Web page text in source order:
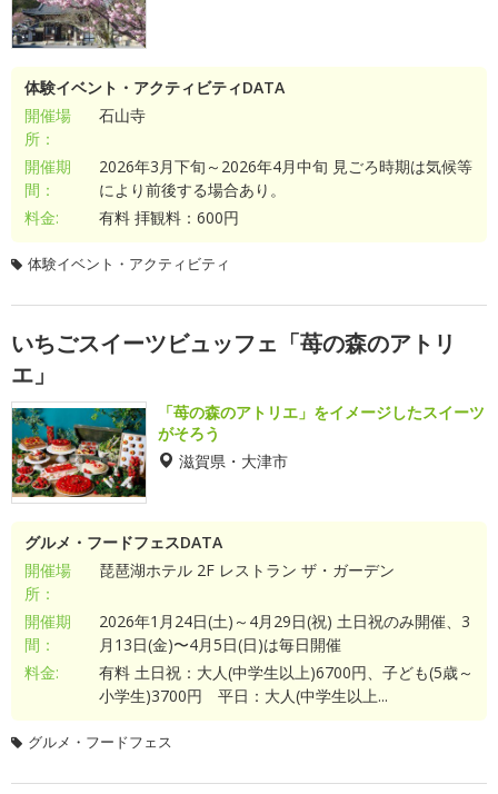
体験イベント・アクティビティDATA
開催場
所：
石山寺
開催期
間：
2026年3月下旬～2026年4月中旬 見ごろ時期は気候等
により前後する場合あり。
料金:
有料 拝観料：600円
体験イベント・アクティビティ
いちごスイーツビュッフェ「苺の森のアトリ
エ」
「苺の森のアトリエ」をイメージしたスイーツ
がそろう
滋賀県・大津市
グルメ・フードフェスDATA
開催場
所：
琵琶湖ホテル 2F レストラン ザ・ガーデン
開催期
間：
2026年1月24日(土)～4月29日(祝) 土日祝のみ開催、3
月13日(金)〜4月5日(日)は毎日開催
料金:
有料 土日祝：大人(中学生以上)6700円、子ども(5歳～
小学生)3700円 平日：大人(中学生以上...
グルメ・フードフェス